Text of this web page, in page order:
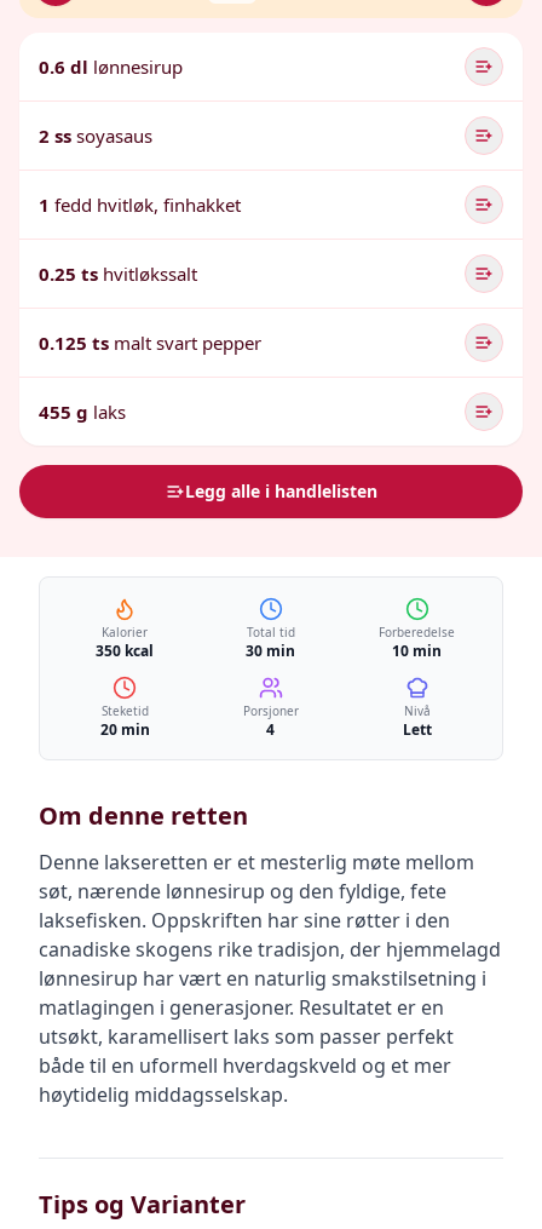
0.6 dl lønnesirup
2 ss soyasaus
1 fedd hvitløk, finhakket
0.25 ts hvitløkssalt
0.125 ts malt svart pepper
455 g laks
Legg alle i handlelisten
Kalorier
350 kcal
Total tid
30 min
Forberedelse
10 min
Steketid
20 min
Porsjoner
4
Nivå
Lett
Om denne retten
Denne lakseretten er et mesterlig møte mellom
søt, nærende lønnesirup og den fyldige, fete
laksefisken. Oppskriften har sine røtter i den
canadiske skogens rike tradisjon, der hjemmelagd
lønnesirup har vært en naturlig smakstilsetning i
matlagingen i generasjoner. Resultatet er en
utsøkt, karamellisert laks som passer perfekt
både til en uformell hverdagskveld og et mer
høytidelig middagsselskap.
Tips og Varianter